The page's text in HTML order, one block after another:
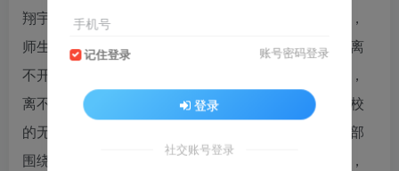
翔宇部高三教学工作井然有序、扎实高效、稳健向前，
师生状态良好、同心共进、士气不减。这积极的态势离
不开学校领导的科学决策和防控后勤人员的倾心付出，
离不开全体干部尽责履责的担当作为和老师们舍家顾校
的无私奉献、莘莘学子的勤奋不怠。在此期间，翔宇部
围绕师生的生活保障、身心健康和教学提效精心设计，
手机号
记住登录 账号密码登录
登录
社交账号登录